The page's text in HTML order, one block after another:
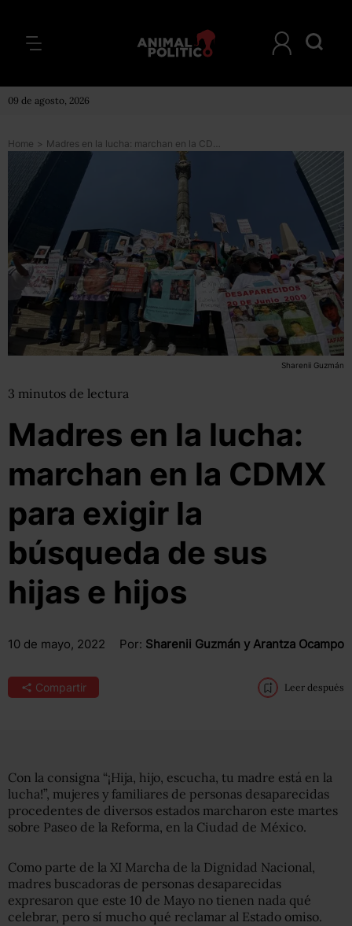
09 de agosto, 2026
Home > Madres en la lucha: marchan en la CDMX para exigir la búsqueda de sus hijas e hijos
Sharenii Guzmán
3 minutos de lectura
Madres en la lucha:
marchan en la CDMX
para exigir la
búsqueda de sus
hijas e hijos
10 de mayo, 2022 Por: Sharenii Guzmán y Arantza Ocampo
Compartir Leer después
Con la consigna “¡Hija, hijo, escucha, tu madre está en la
lucha!”, mujeres y familiares de personas desaparecidas
procedentes de diversos estados marcharon este martes
sobre Paseo de la Reforma, en la Ciudad de México.
Como parte de la XI Marcha de la Dignidad Nacional,
madres buscadoras de personas desaparecidas
expresaron que este 10 de Mayo no tienen nada qué
celebrar, pero sí mucho qué reclamar al Estado omiso.